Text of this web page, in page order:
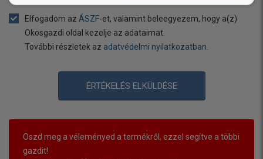
Elfogadom az ÁSZF-et, valamint beleegyezem, hogy a(z)
Okosgazdi oldal kezelje az adataimat.
További részletek az adatvédelmi nyilatkozatban
ÉRTÉKELÉS ELKÜLDÉSE
Oszd meg a véleményed a termékről, ezzel segítve a többi
gazdit!